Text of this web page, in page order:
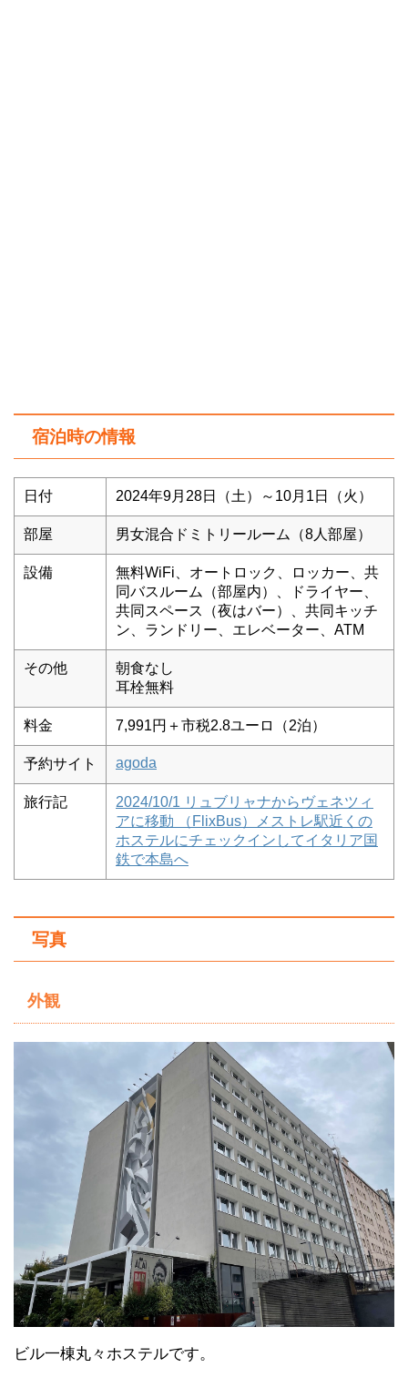
宿泊時の情報
日付 2024年9月28日（土）～10月1日（火）
部屋 男女混合ドミトリールーム（8人部屋）
設備
無料WiFi、オートロック、ロッカー、共
同バスルーム（部屋内）、ドライヤー、
共同スペース（夜はバー）、共同キッチ
ン、ランドリー、エレベーター、ATM
その他
朝食なし
耳栓無料
料金 7,991円＋市税2.8ユーロ（2泊）
予約サイト agoda
旅行記
2024/10/1 リュブリャナからヴェネツィ
アに移動 （FlixBus）メストレ駅近くの
ホステルにチェックインしてイタリア国
鉄で本島へ
写真
外観
ビル一棟丸々ホステルです。